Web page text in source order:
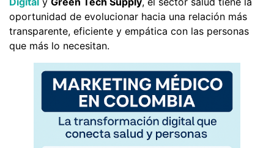
oportunidad de evolucionar hacia una relación más
transparente, eficiente y empática con las personas
que más lo necesitan.